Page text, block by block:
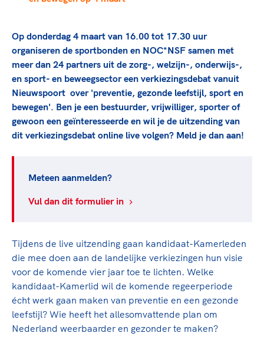
Sportakkoord II
Game Changer
TeamNL kids
Olympische geschiedenis
Columns
Sport verenigt. Op sportclubs, pleintjes, tijdens
een rondje fietsen, door samen te skaten of naar
de sportschool te gaan. Door samen te juichen
voor Sifan Hassan, Rico Verhoeven, Diede de
Groot en het Nederlands Elftal. Of met trots te
genieten van de karatewedstrijd van je dochter,
Gezonde sportomgeving
Duurzaamheid
Bekwaam sportkader
Vitale clubs en bestuurlijk kader
Sportmatch
Ruimte voor sport
Clubondersteuning
Beroepskrachten
Samen voor een veilige
sportomgeving
TeamNL Academie Kalender
Kennisaanbod TeamNL Experts
TeamNL Sport Science Centre
Olympische Spelen LA28
Paralympische Spelen LA28
Europese Spelen Istanbul 2027
Topsportbeleid
Topsportfinanciering
De TeamNL Academie
De TeamNL Academie biedt een leer- en
ontwikkelprogramma voor de volgende functies
binnen TeamNL programma's: experts, coaches,
Op donderdag 4 maart van 16.00 tot 17.30 uur
organiseren de sportbonden en NOC*NSF samen met
meer dan 24 partners uit de zorg-, welzijn-, onderwijs-,
en sport- en beweegsector een verkiezingsdebat vanuit
Nieuwspoort over 'preventie, gezonde leefstijl, sport en
bewegen'. Ben je een bestuurder, vrijwilliger, sporter of
gewoon een geïnteresseerde en wil je de uitzending van
dit verkiezingsdebat online live volgen? Meld je dan aan!
Meteen aanmelden?
Vul dan dit formulier in
Tijdens de live uitzending gaan kandidaat-Kamerleden
die mee doen aan de landelijke verkiezingen hun visie
voor de komende vier jaar toe te lichten. Welke
kandidaat-Kamerlid wil de komende regeerperiode
écht werk gaan maken van preventie en een gezonde
leefstijl? Wie heeft het allesomvattende plan om
Nederland weerbaarder en gezonder te maken?